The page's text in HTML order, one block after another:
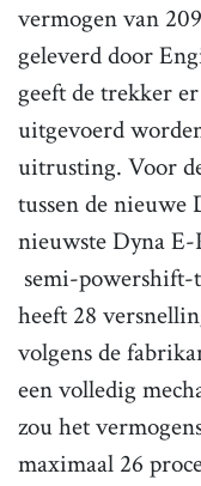
vermogen van
geleverd door
geeft de trekker
uitgevoerd
uitrusting. Voor
tussen de nieuwe
nieuwste Dyna
semi-powershift-
heeft 28
volgens de
een volledig
zou het
maximaal 26